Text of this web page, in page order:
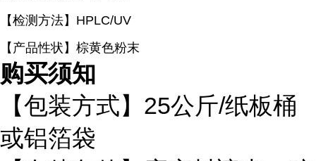
【检测方法】HPLC/UV
【产品性状】棕黄色粉末
购买须知
【包装方式】 25公斤/纸板桶
或铝箔袋